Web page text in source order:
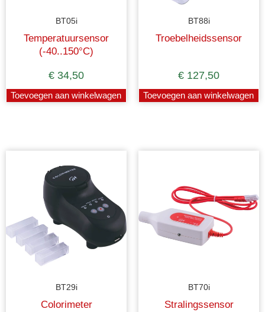
BT05i
Temperatuursensor
(-40..150°C)
€ 34,50
Toevoegen aan winkelwagen
BT88i
Troebelheidssensor
€ 127,50
Toevoegen aan winkelwagen
BT29i
Colorimeter
BT70i
Stralingssensor